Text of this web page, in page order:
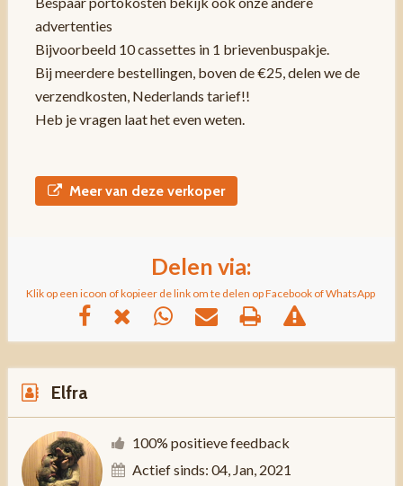
advertenties
Bijvoorbeeld 10 cassettes in 1 brievenbuspakje.
Bij meerdere bestellingen, boven de €25, delen we de
verzendkosten, Nederlands tarief!!
Heb je vragen laat het even weten.
Meer van deze verkoper
Delen via:
Klik op een icoon of kopieer de link om te delen op Facebook of WhatsApp
Elfra
100% positieve feedback
Actief sinds: 04, Jan, 2021